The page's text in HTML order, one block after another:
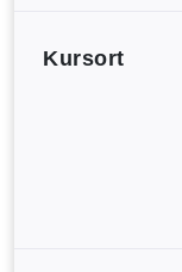
Kursort